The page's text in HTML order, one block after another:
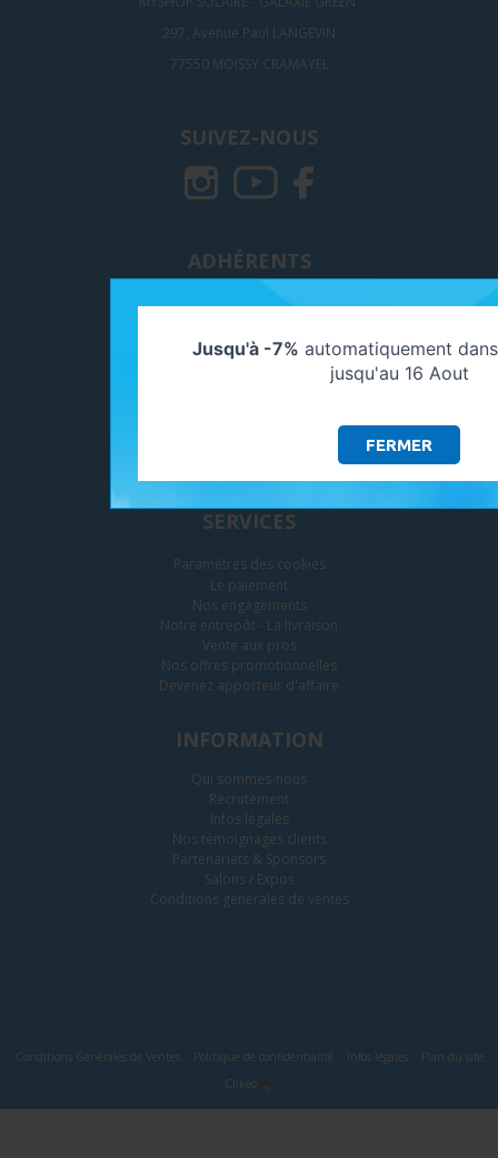
297, Avenue Paul LANGEVIN
77550 MOISSY CRAMAYEL
SUIVEZ-NOUS
ADHÉRENTS
SERVICES
Paramètres des cookies
Le paiement
Nos engagements
Notre entrepôt - La livraison
Vente aux pros
Nos offres promotionnelles
Devenez apporteur d'affaire
INFORMATION
Qui sommes-nous
Recrutement
Infos légales
Nos témoignages clients
Partenariats & Sponsors
Salons / Expos
Conditions générales de ventes
Conditions Générales de Ventes- Politique de confidentialité - Infos légales- Plan du site
Clikeo
Jusqu'à -7% automatiquement
jusqu'au 16 Aout
FERMER